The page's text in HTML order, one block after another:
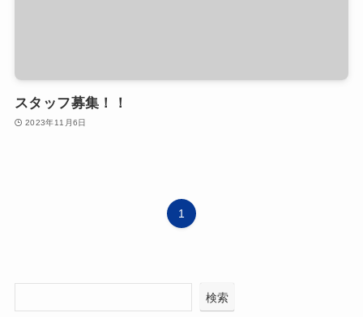
スタッフ募集！！
2023年11月6日
1
検索